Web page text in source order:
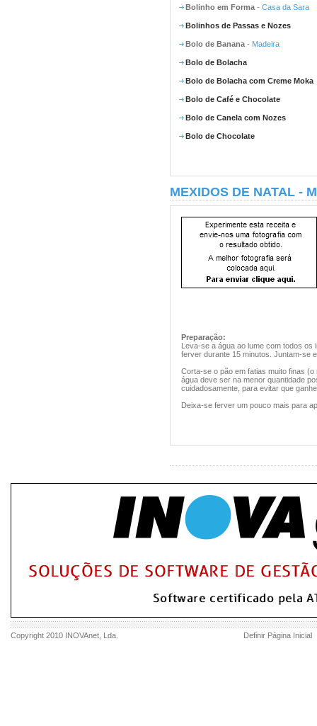
Bolinho em Forma - Casa da Sara
Bolinhos de Passas e Nozes
Bolo de Banana - Madeira
Bolo de Bolacha
Bolo de Bolacha com Creme Moka
Bolo de Café e Chocolate
Bolo de Canela com Nozes
Bolo de Chocolate
MEXIDOS DE NATAL -
Preparação:
Leva-se a água ao lume com todos
ferver durante 15 minutos. Juntam-se
Corta-se o pão em fatias muito finas
água deve ser na menor quantidade
cuidadosamente, para evitar que
Deixa-se ferver um pouco mais para
Copyright 2010 INOVAnet , Lda. Definir Página Inicial